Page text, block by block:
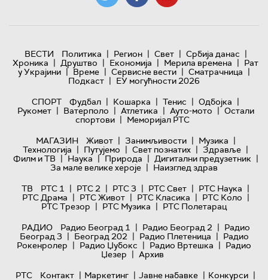
ВЕСТИ Политика | Регион | Свет | Србија данас |
Хроника | Друштво | Економија | Мерила времена | Рат
у Украјини | Време | Сервисне вести | Сматрачница |
Подкаст | ЕУ могућности 2026
СПОРТ
Фудбал | Кошарка | Тенис | Одбојка |
Рукомет | Ватерполо | Атлетика | Ауто-мото | Остали
спортови | Меморијал РТС
МАГАЗИН
Живот | Занимљивости | Музика |
Технологијa | Путујемо | Свет познатих | Здравље |
Филм и ТВ | Наука | Природа | Дигитални предузетник |
За мале велике хероје | Наизглед здрав
ТВ
РТС 1 | РТС 2 | РТС 3 | РТС Свет | РТС Наука |
РТС Драма | РТС Живот | РТС Класика | РТС Коло |
РТС Трезор | РТС Музика | РТС Полетарац
РАДИО
Радио Београд 1 | Радио Београд 2 | Радио
Београд 3 | Београд 202 | Радио Плетеница | Радио
Рокенролер | Радио Џубокс | Радио Вртешка | Радио
Џезер | Архив
РТС
Контакт | Маркетинг | Јавне набавке | Конкурси |